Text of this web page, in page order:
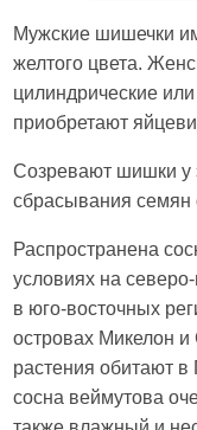
Мужские шишечки
желтого цвета.
цилиндрические
приобретают
Созревают шишки у
сбрасывания семян
Распространена
условиях на
в юго-восточных
островах Микелон
растения обитают
сосна веймутова